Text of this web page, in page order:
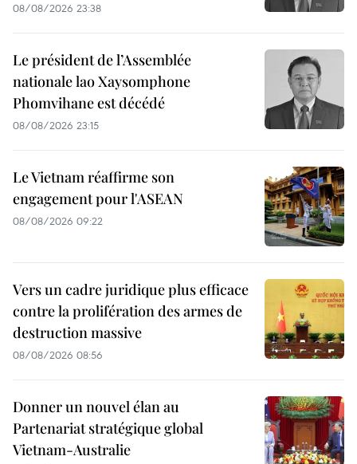
08/08/2026 23:38
Le président de l’Assemblée
nationale lao Xaysomphone
Phomvihane est décédé
08/08/2026 23:15
Le Vietnam réaffirme son
engagement pour l'ASEAN
08/08/2026 09:22
Vers un cadre juridique plus efficace
contre la prolifération des armes de
destruction massive
08/08/2026 08:56
Donner un nouvel élan au
Partenariat stratégique global
Vietnam-Australie